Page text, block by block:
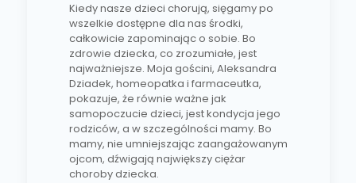
Kiedy nasze dzieci chorują, sięgamy po
wszelkie dostępne dla nas środki,
całkowicie zapominając o sobie. Bo
zdrowie dziecka, co zrozumiałe, jest
najważniejsze. Moja gościni, Aleksandra
Dziadek, homeopatka i farmaceutka,
pokazuje, że równie ważne jak
samopoczucie dzieci, jest kondycja jego
rodziców, a w szczególności mamy. Bo
mamy, nie umniejszając zaangażowanym
ojcom, dźwigają największy ciężar
choroby dziecka.